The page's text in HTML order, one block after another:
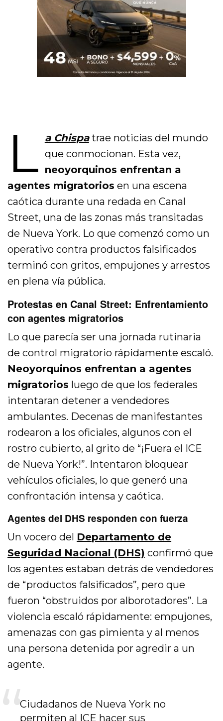
L a Chispatrae noticias del mundo
que conmocionan. Esta vez,
neoyorquinos enfrentan a
agentes migratorios en una escena
caótica durante una redada en Canal
Street, una de las zonas más transitadas
de Nueva York. Lo que comenzó como un
operativo contra productos falsificados
terminó con gritos, empujones y arrestos
en plena vía pública.
Protestas en Canal Street: Enfrentamiento
con agentes migratorios
Lo que parecía ser una jornada rutinaria
de control migratorio rápidamente escaló.
Neoyorquinos enfrentan a agentes
migratorios luego de que los federales
intentaran detener a vendedores
ambulantes. Decenas de manifestantes
rodearon a los oficiales, algunos con el
rostro cubierto, al grito de “¡Fuera el ICE
de Nueva York!”. Intentaron bloquear
vehículos oficiales, lo que generó una
confrontación intensa y caótica.
Agentes del DHS responden con fuerza
Un vocero del Departamento de
Seguridad Nacional (DHS) confirmó que
los agentes estaban detrás de vendedores
de “productos falsificados”, pero que
fueron “obstruidos por alborotadores”. La
violencia escaló rápidamente: empujones,
amenazas con gas pimienta y al menos
una persona detenida por agredir a un
agente.
Ciudadanos de Nueva York no
permiten al ICE hacer sus